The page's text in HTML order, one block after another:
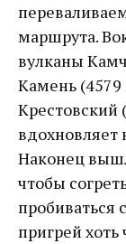
маршрута.
вулканы
Камень
Крестовский
вдохновляет
Наконец
чтобы
пригрей